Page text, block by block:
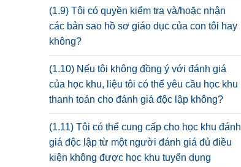
(1.9) Tôi có quyền kiểm tra và/hoặc nhận
các bản sao hồ sơ giáo dục của con tôi hay
không?
(1.10) Nếu tôi không đồng ý với đánh giá
của học khu, liệu tôi có thể yêu cầu học khu
thanh toán cho đánh giá độc lập không?
(1.11) Tôi có thể cung cấp cho học khu đánh
giá độc lập từ một người đánh giá đủ điều
kiện không được học khu tuyển dụng